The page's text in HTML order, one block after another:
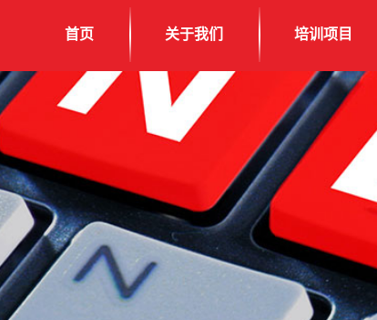
首页 关于我们 培训项目